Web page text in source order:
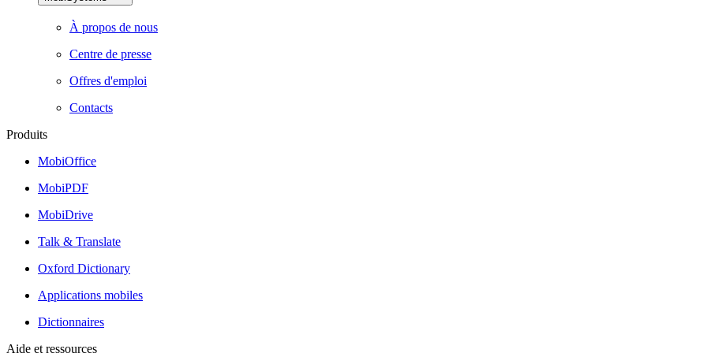
À propos de nous
Centre de presse
Offres d'emploi
Contacts
Produits
MobiOffice
MobiPDF
MobiDrive
Talk & Translate
Oxford Dictionary
Applications mobiles
Dictionnaires
Aide et ressources